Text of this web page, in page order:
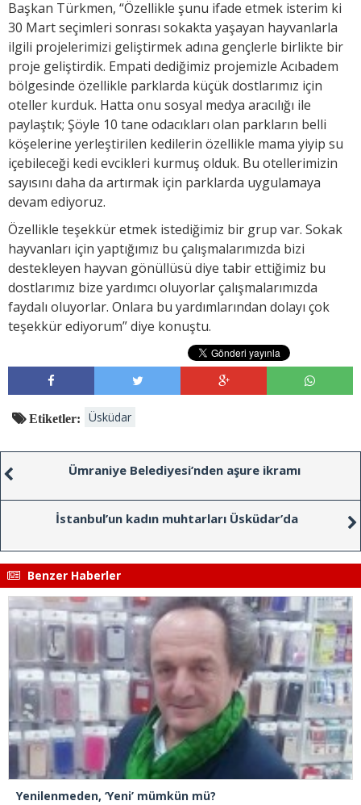
Başkan Türkmen, “Özellikle şunu ifade etmek isterim ki
30 Mart seçimleri sonrası sokakta yaşayan hayvanlarla
ilgili projelerimizi geliştirmek adına gençlerle birlikte bir
proje geliştirdik. Empati dediğimiz projemizle Acıbadem
bölgesinde özellikle parklarda küçük dostlarımız için
oteller kurduk. Hatta onu sosyal medya aracılığı ile
paylaştık; Şöyle 10 tane odacıkları olan parkların belli
köşelerine yerleştirilen kedilerin özellikle mama yiyip su
içebileceği kedi evcikleri kurmuş olduk. Bu otellerimizin
sayısını daha da artırmak için parklarda uygulamaya
devam ediyoruz.
Özellikle teşekkür etmek istediğimiz bir grup var. Sokak
hayvanları için yaptığımız bu çalışmalarımızda bizi
destekleyen hayvan gönüllüsü diye tabir ettiğimiz bu
dostlarımız bize yardımcı oluyorlar çalışmalarımızda
faydalı oluyorlar. Onlara bu yardımlarından dolayı çok
teşekkür ediyorum” diye konuştu.
Etiketler: Üsküdar
Ümraniye Belediyesi’nden aşure ikramı
İstanbul’un kadın muhtarları Üsküdar’da
Benzer Haberler
Yenilenmeden, ‘Yeni’ mümkün mü?